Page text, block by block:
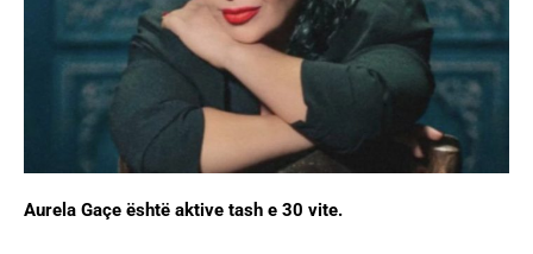
Aurela Gaçe është aktive tash e 30 vite.